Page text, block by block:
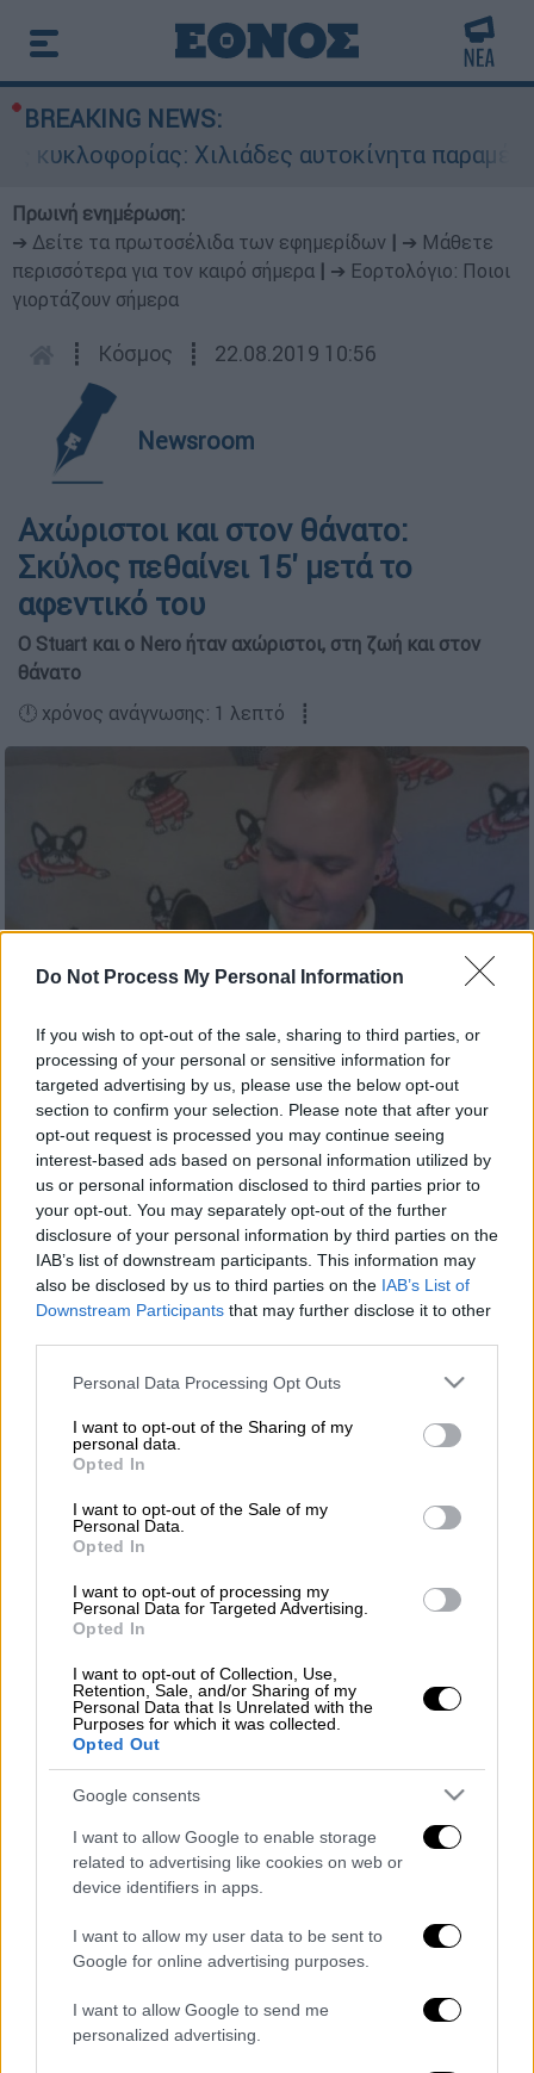
Do Not Process My Personal Information
If you wish to opt-out of the sale, sharing to third parties, or
processing of your personal or sensitive information for
targeted advertising by us, please use the below opt-out
section to confirm your selection. Please note that after your
opt-out request is processed you may continue seeing
interest-based ads based on personal information utilized by
us or personal information disclosed to third parties prior to
your opt-out. You may separately opt-out of the further
disclosure of your personal information by third parties on the
IAB’s list of downstream participants. This information may
also be disclosed by us to third parties on the IAB’s List of
Downstream Participants that may further disclose it to other
Please note that this website/app uses one or more Google
not limited to your visit or usage behaviour. You may click to
grant or deny consent to Google and its third-party tags to
use your data for below specified purposes in below Google
consent section.
Personal Data Processing Opt Outs
I want to opt-out of the Sharing of my
personal data.
Opted In
I want to opt-out of the Sale of my
Personal Data.
Opted In
I want to opt-out of processing my
Personal Data for Targeted Advertising.
Opted In
I want to opt-out of Collection, Use,
Retention, Sale, and/or Sharing of my
Personal Data that Is Unrelated with the
Purposes for which it was collected.
Opted Out
Google consents
I want to allow Google to enable storage
related to advertising like cookies on web or
device identifiers in apps.
I want to allow my user data to be sent to
Google for online advertising purposes.
I want to allow Google to send me
personalized advertising.
BREAKING NEWS:
Χιλιάδες αυτοκίνητα
Πρωινή ενημέρωση:
➔ Δείτε τα πρωτοσέλιδα των εφημερίδων
➔ Μάθετε
περισσότερα για τον καιρό σήμερα
➔ Εορτολόγιο: Ποιοι
γιορτάζουν σήμερα
┋ Κόσμος ┋ 22.08.2019 10:56
Newsroom
Αχώριστοι και στον θάνατο:
Σκύλος πεθαίνει 15' μετά το
αφεντικό του
Ο Stuart και ο Nero ήταν αχώριστοι, στη ζωή και στον
θάνατο
🕛 χρόνος ανάγνωσης: 1 λεπτό ┋
Ο σκύλος που ακολούθησε το αφεντικό του ακόμη και στον
θάνατο/Hutchison family
Προσθέστε το ΕΘΝΟΣ στη Google
Αυτό τογαλλικό μπουλντόγκήταν πράγματι
ο καλύτερος φίλος του αφεντικού του, αφού
τον «ακολούθησε» ακόμη και στον θάνατο.
Όταν ο 25χρονος Stuart Hutchison
μάχη με τον καρκίνο στα 25 του, ο Nero
έφυγε επίσης από τη ζωή, μόλις 15 λεπτά
μετά.
Ο Hutchison διαγνώστηκε με
εγκέφαλοτο 2011. Μέχρι και τις 11
Αυγούστου που η μάχη του με την ασθένεια
την οποία παντρεύτηκαν το 2017 και είχαν
τρία σκυλιά. Ένα από αυτά ήταν και οNero
με τον οποίο ο Stuart είχε ιδιαίτερο δέσιμο.
Όταν στα μέσα Ιουλίου η κατάσταση έδειχνε
μη αναστρέψιμη για τον Stuart και ο
25χρονος ζήτησε να επιστρέψει σπίτι του,
προκειμένου να περάσει εκεί τις τελευταίες
του στιγμές, το γαλλικό μπουλντόγκ δεν
έφυγε από δίπλα του. Έτσι, όταν ο νεαρός
πέθανε στις 11 Αυγούστου, τον ακολούθησε
και ο Nero, περίπου 15 λεπτά μετά.